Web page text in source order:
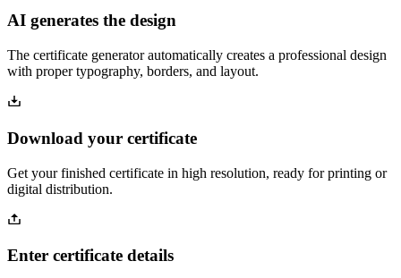
AI generates the design
The certificate generator automatically creates a professional design
with proper typography, borders, and layout.
Download your certificate
Get your finished certificate in high resolution, ready for printing or
digital distribution.
Enter certificate details